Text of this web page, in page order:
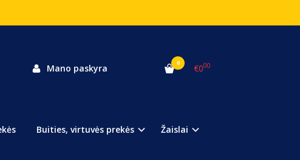
Mano paskyra 0 €000
Buities, virtuvės prekės Žaislai